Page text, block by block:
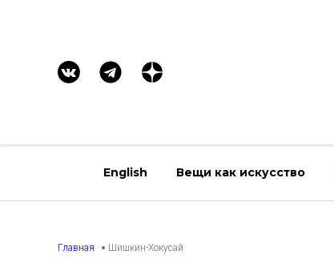
English Вещи как искусство
Главная Шишкин-Хокусай